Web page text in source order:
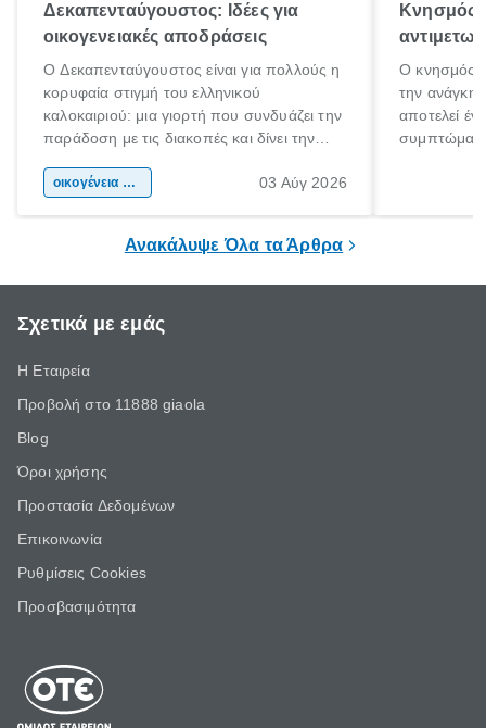
Δεκαπενταύγουστος: Ιδέες για
οικογενειακές αποδράσεις
Ο Δεκαπενταύγουστος είναι για πολλούς η
κορυφαία στιγμή του ελληνικού
καλοκαιριού: μια γιορτή που συνδυάζει την
παράδοση με τις διακοπές και δίνει την
χώρας. Είτε πρόκειται για λίγες μέρες
οικογένεια & παιδί 03 Αύγ 2026
Κνησμός:
Ο κνησμός
την ανάγκη
αποτελεί
Ανακάλυψε Όλα τα Άρθρα
Σχετικά με εμάς
Η Εταιρεία
Προβολή στο 11888 giaola
Blog
Όροι χρήσης
Προστασία Δεδομένων
Επικοινωνία
Ρυθμίσεις Cookies
Προσβασιμότητα